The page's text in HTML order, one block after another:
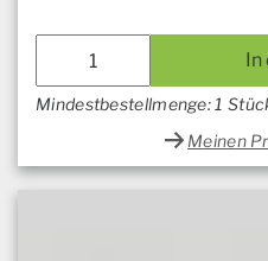
Mindestbestellmenge: 1
Meinen